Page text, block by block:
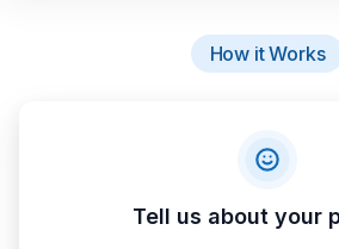
How it Works
Tell us about your